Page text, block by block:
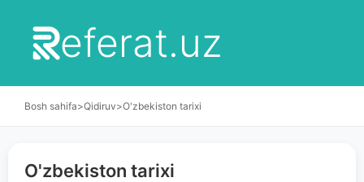
eferat.uz
Bosh sahifa>Qidiruv>O'zbekiston tarixi
O'zbekiston tarixi